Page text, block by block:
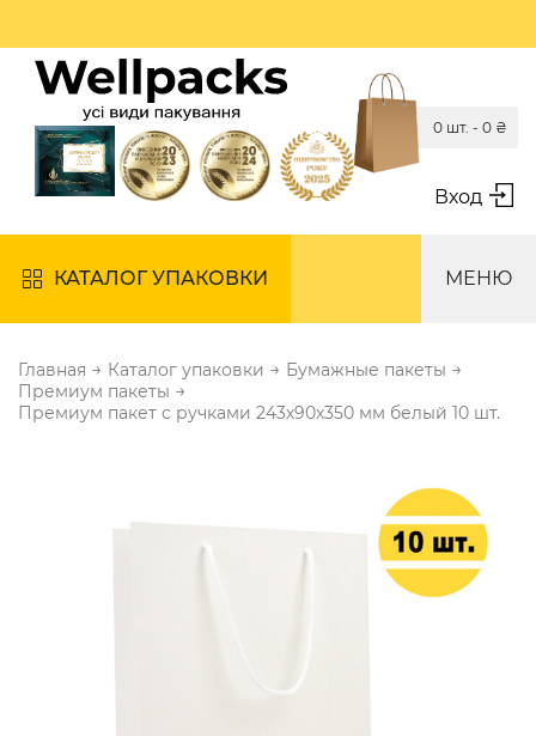
Вход
0 шт. - 0 ₴
КАТАЛОГ УПАКОВКИ МЕНЮ
Главная → Каталог упаковки → Бумажные пакеты →
Премиум пакеты →
Премиум пакет с ручками 243х90х350 мм белый 10 шт.